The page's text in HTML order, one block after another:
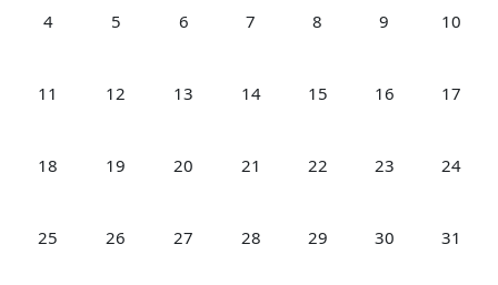
Nėra įvykių, pirmadienis, gegužės 4
4 Nėra įvykių, antradienis, gegužės 5
5 Nėra įvykių, trečiadienis, gegužės 6
6 Nėra įvykių, ketvirtadienis,
7 Nėra įvykių,
8 Nėra įvykių,
9 Nėra
10
Nėra įvykių, pirmadienis, gegužės 11
11 Nėra įvykių, antradienis, gegužės 12
12 Nėra įvykių, trečiadienis, gegužės 13
13 Nėra įvykių, ketvirtadienis,
14 Nėra įvykių,
15 Nėra įvykių,
16 Nėra
17
Nėra įvykių, pirmadienis, gegužės 18
18 Nėra įvykių, antradienis, gegužės 19
19 Nėra įvykių, trečiadienis, gegužės 20
20 Nėra įvykių, ketvirtadienis,
21 Nėra įvykių,
22 Nėra įvykių,
23 Nėra
24
Nėra įvykių, pirmadienis, gegužės 25
25 Nėra įvykių, antradienis, gegužės 26
26 Nėra įvykių, trečiadienis, gegužės 27
27 Nėra įvykių, ketvirtadienis,
28 Nėra įvykių,
29 Nėra įvykių,
30 Nėra
31